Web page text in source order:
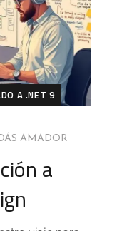
A .NET 9
AMADOR
a